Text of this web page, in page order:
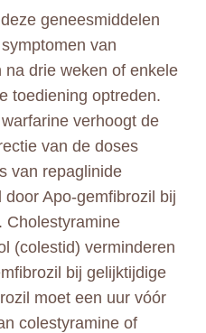
geneesmiddelen
van
drie weken of enkele
toediening optreden.
verhoogt de
van de doses
van repaglinide
Apo-gemfibrozil bij
Cholestyramine
(colestid) verminderen
bij gelijktijdige
moet een uur vóór
colestyramine of